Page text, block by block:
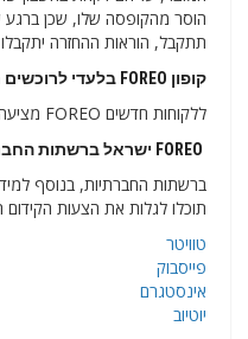
הוסר מהקופסה שלו, שכן
תתקבל, הוראות ההחזרה
קופון FOREO בלעדי לרוכשים חדשים בישראל
ללקוחות חדשים FOREO מציעה קופון הנחה של 15%.
ברשתות החברתיות, בנוסף
תוכלו לגלות את הצעות הקידום
טוויטר
פייסבוק
אינסטגרם
יוטיוב